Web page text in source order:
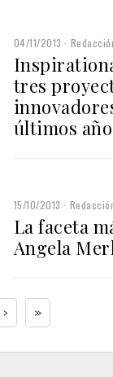
04/11/2013
tres
últimos
15/10/2013
La faceta
Angela
› »